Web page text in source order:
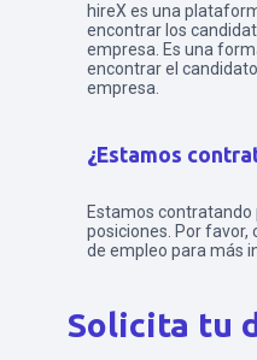
hireX es una
encontrar los
empresa. Es una
encontrar el
empresa.
¿Estamos
Estamos contratando
posiciones. Por
de empleo para más
Solicita tu